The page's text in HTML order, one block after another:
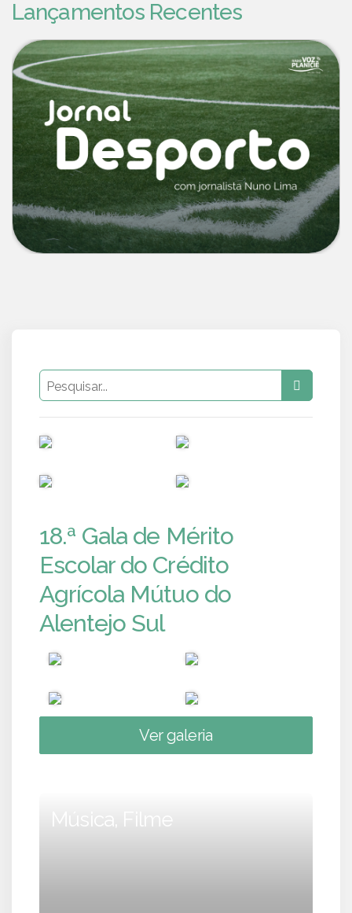
Lançamentos Recentes
18.ª Gala de Mérito
Escolar do Crédito
Agrícola Mútuo do
Alentejo Sul
Ver galeria
Música, Filme